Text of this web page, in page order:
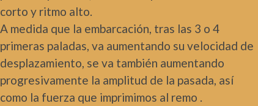
corto y ritmo alto.
A medida que la embarcación, tras las 3 o 4
primeras paladas, va aumentando su velocidad de
desplazamiento, se va también aumentando
progresivamente la amplitud de la pasada, así
como la fuerza que imprimimos al remo .